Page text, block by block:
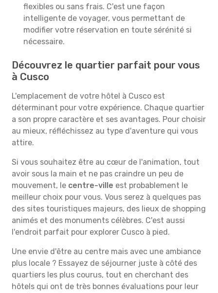
flexibles ou sans frais. C'est une façon
intelligente de voyager, vous permettant de
modifier votre réservation en toute sérénité si
nécessaire.
Découvrez le quartier parfait pour vous
à Cusco
L'emplacement de votre hôtel à Cusco est
déterminant pour votre expérience. Chaque quartier
a son propre caractère et ses avantages. Pour choisir
au mieux, réfléchissez au type d'aventure qui vous
attire.
Si vous souhaitez être au cœur de l'animation, tout
avoir sous la main et ne pas craindre un peu de
mouvement, le centre-ville est probablement le
meilleur choix pour vous. Vous serez à quelques pas
des sites touristiques majeurs, des lieux de shopping
animés et des monuments célèbres. C'est aussi
l'endroit parfait pour explorer Cusco à pied.
Une envie d'être au centre mais avec une ambiance
plus locale ? Essayez de séjourner juste à côté des
quartiers les plus courus, tout en cherchant des
hôtels qui ont de très bonnes évaluations pour leur